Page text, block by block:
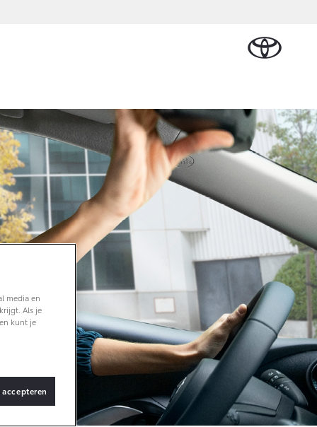
BATTERIJ-ELEKTRISCH
€ 32.995,-
C-HR
OOK ALS PLUG-IN
Touring
BATTERIJ-ELEKTRISCH
Vraag een brochure aan
Bekijk de verwachte
modellen
Accessoires
Onderdelen
Accessoires
Banden
Werkplaatsafspraak
maken
Contact en
Route
Thuislaadpakketten
Laadpas
Energie en slim
laden
Lease
Bedrijfswagens
op maat
Financieren of
leasen
Verzekeren
Vraag een
brochure
aan
Contact en
Route
media en
Als je
kunt je